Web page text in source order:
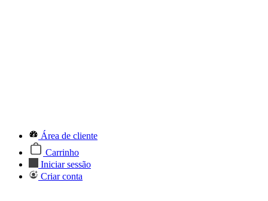
Área de cliente
Carrinho
Iniciar sessão
Criar conta